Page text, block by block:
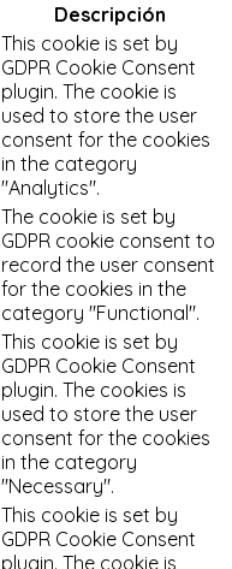
Descripción
This cookie is set by
GDPR Cookie Consent
plugin. The cookie is
used to store the user
consent for the cookies
in the category
"Analytics".
The cookie is set by
GDPR cookie consent to
record the user consent
for the cookies in the
category "Functional".
This cookie is set by
GDPR Cookie Consent
plugin. The cookies is
used to store the user
consent for the cookies
in the category
"Necessary".
This cookie is set by
GDPR Cookie Consent
plugin. The cookie is